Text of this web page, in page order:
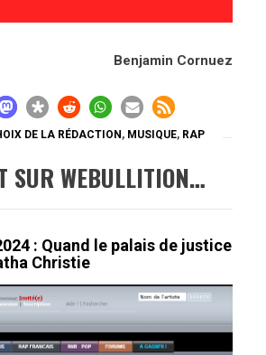
Benjamin Cornuez
DE LA RÉDACTION, MUSIQUE, RAP
SUR WEBULLITION…
: Quand le palais de justice
Christie